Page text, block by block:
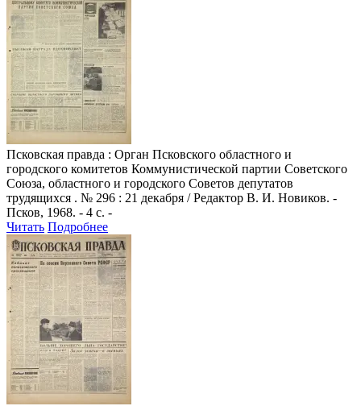
Псковская правда : Орган Псковского областного и
городского комитетов Коммунистической партии Советского
Союза, областного и городского Советов депутатов
трудящихся . № 296 : 21 декабря / Редактор В. И. Новиков. -
Псков, 1968. - 4 с. -
Читать Подробнее